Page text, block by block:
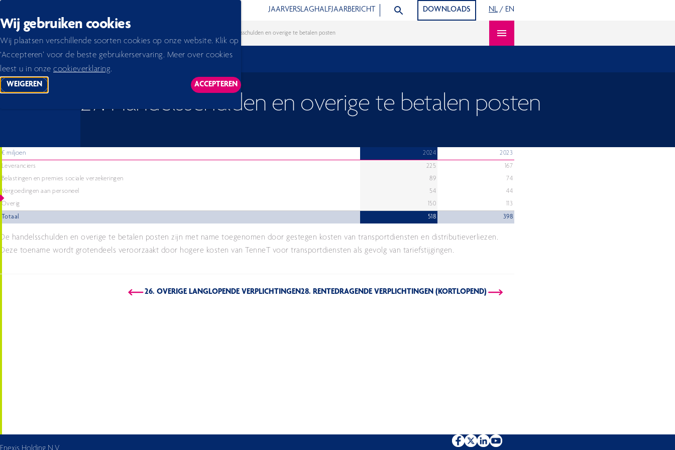
Wij gebruiken cookies
Wij plaatsen verschillende soorten cookies op onze website. Klik op
‘Accepteren’ voor de beste gebruikerservaring. Meer over cookies
leest u in onze cookieverklaring.
WEIGEREN
TRACKING SCRIPTS
ACCEPTEREN
TRACKING SCRIPTS, THIS WILL RELOAD THE PAGE.
JAARVERSLAGHALFJAARBERICHT ZOEK ARTIKELENDOWNLOADS NL / EN
Home 2026 27. Handelsschulden en overige te betalen posten
Open content navigation
27. Handelsschulden en overige te betalen posten
€ miljoen 2024
2023
Leveranciers
225
167
Belastingen en premies sociale verzekeringen
89
74
Vergoedingen aan personeel
54
44
Overig
150
113
Totaal
518 398
De handelsschulden en overige te betalen posten zijn met name toegenomen door gestegen kosten van transportdiensten en distributieverliezen.
Deze toename wordt grotendeels veroorzaakt door hogere kosten van TenneT voor transportdiensten als gevolg van tariefstijgingen.
28. RENTEDRAGENDE VERPLICHTINGEN (KORTLOPEND)
26. OVERIGE LANGLOPENDE VERPLICHTINGEN